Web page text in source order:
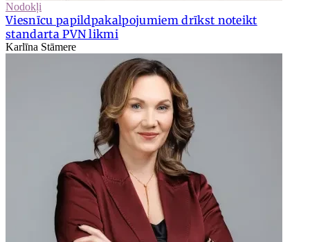
Nodokļi
Viesnīcu papildpakalpojumiem drīkst noteikt
standarta PVN likmi
Karlīna Stāmere